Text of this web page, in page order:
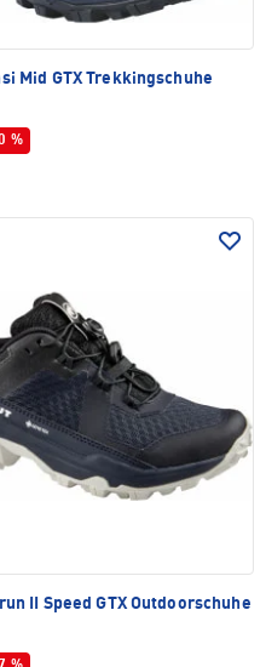
Mid GTX Trekkingschuhe
%
II Speed GTX Outdoorschuhe